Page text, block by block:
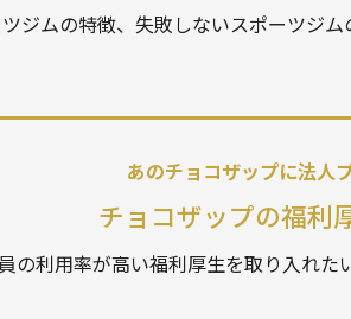
ジムの特徴、失敗しないスポーツジム
あのチョコザップに法人
チョコザップの福利
の利用率が高い福利厚生を取り入れ